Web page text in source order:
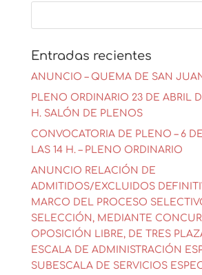
Entradas recientes
ANUNCIO – QUEMA DE SAN
PLENO ORDINARIO 23 DE ABRIL
H. SALÓN DE PLENOS
CONVOCATORIA DE PLENO – 6
LAS 14 H. – PLENO ORDINARIO
ANUNCIO RELACIÓN DE
ADMITIDOS/EXCLUIDOS
MARCO DEL PROCESO
SELECCIÓN, MEDIANTE
OPOSICIÓN LIBRE, DE TRES
ESCALA DE ADMINISTRACIÓN
SUBESCALA DE SERVICIOS